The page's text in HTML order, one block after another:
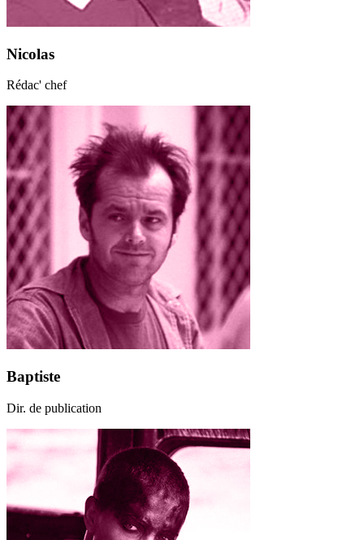
Nicolas
Rédac' chef
Baptiste
Dir. de publication